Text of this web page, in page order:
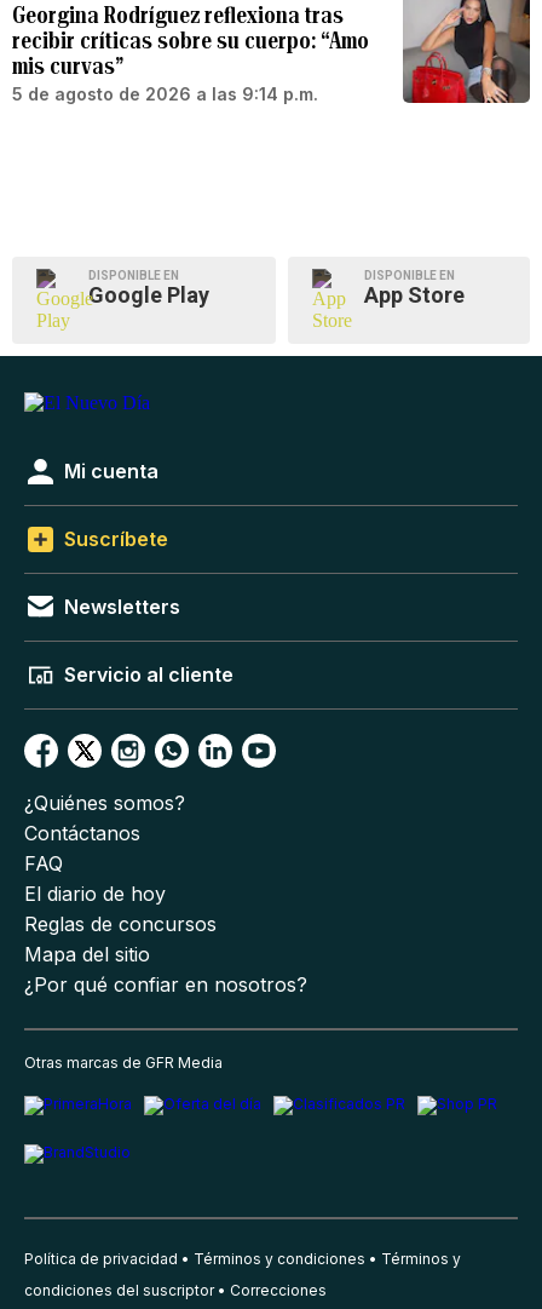
Georgina Rodríguez reflexiona tras
recibir críticas sobre su cuerpo: “Amo
mis curvas”
5 de agosto de 2026 a las 9:14 p.m.
DISPONIBLE EN
Google Play
DISPONIBLE EN
App Store
Mi cuenta
Suscríbete
Newsletters
Servicio al cliente
¿Quiénes somos?
Contáctanos
FAQ
El diario de hoy
Reglas de concursos
Mapa del sitio
¿Por qué confiar en nosotros?
Otras marcas de GFR Media
Política de privacidad Términos y condiciones
Términos y
condiciones del suscriptor
Correcciones